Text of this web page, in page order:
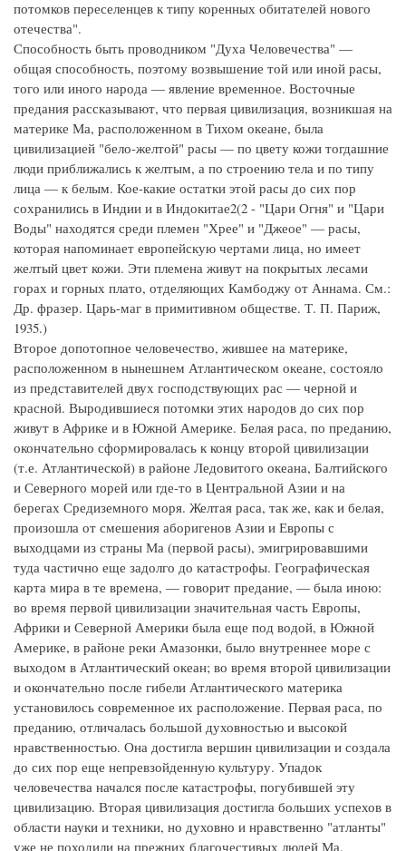
потомков переселенцев к типу коренных обитателей нового
отечества".
Способность быть проводником "Духа Человечества" —
общая способность, поэтому возвышение той или иной расы,
того или иного народа — явление временное. Восточные
предания рассказывают, что первая цивилизация, возникшая на
материке Ма, расположенном в Тихом океане, была
цивилизацией "бело-желтой" расы — по цвету кожи тогдашние
люди приближались к желтым, а по строению тела и по типу
лица — к белым. Кое-какие остатки этой расы до сих пор
сохранились в Индии и в Индокитае2(2 - "Цари Огня" и "Цари
Воды" находятся среди племен "Хрее" и "Джеое" — расы,
которая напоминает европейскую чертами лица, но имеет
желтый цвет кожи. Эти племена живут на покрытых лесами
горах и горных плато, отделяющих Камбоджу от Аннама. См.:
Др. фразер. Царь-маг в примитивном обществе. Т. П. Париж,
1935.)
Второе допотопное человечество, жившее на материке,
расположенном в нынешнем Атлантическом океане, состояло
из представителей двух господствующих рас — черной и
красной. Выродившиеся потомки этих народов до сих пор
живут в Африке и в Южной Америке. Белая раса, по преданию,
окончательно сформировалась к концу второй цивилизации
(т.е. Атлантической) в районе Ледовитого океана, Балтийского
и Северного морей или где-то в Центральной Азии и на
берегах Средиземного моря. Желтая раса, так же, как и белая,
произошла от смешения аборигенов Азии и Европы с
выходцами из страны Ма (первой расы), эмигрировавшими
туда частично еще задолго до катастрофы. Географическая
карта мира в те времена, — говорит предание, — была иною:
во время первой цивилизации значительная часть Европы,
Африки и Северной Америки была еще под водой, в Южной
Америке, в районе реки Амазонки, было внутреннее море с
выходом в Атлантический океан; во время второй цивилизации
и окончательно после гибели Атлантического материка
установилось современное их расположение. Первая раса, по
преданию, отличалась большой духовностью и высокой
нравственностью. Она достигла вершин цивилизации и создала
до сих пор еще непревзойденную культуру. Упадок
человечества начался после катастрофы, погубившей эту
цивилизацию. Вторая цивилизация достигла больших успехов в
области науки и техники, но духовно и нравственно "атланты"
уже не походили на прежних благочестивых людей Ма.